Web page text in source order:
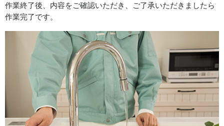
作業終了後、内容をご確認いただき、ご了承いただきましたら
作業完了です。